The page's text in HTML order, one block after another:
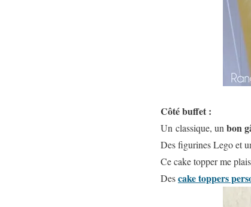
Côté buffet :
Un classique, un bon
Des figurines Lego et
Ce cake topper me
Descake toppers